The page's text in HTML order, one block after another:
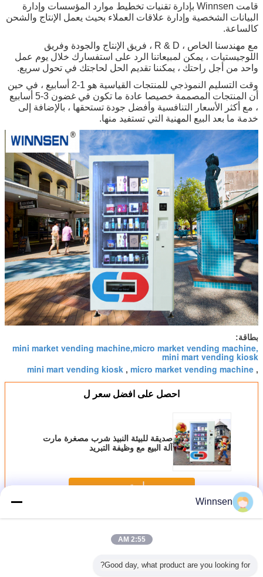
قامت Winnsen بإدارة تقنيات تخطيط موارد المؤسسات وإدارة
البيانات الشخصية وإدارة علاقات العملاء بحيث يعمل الإنتاج والشحن
كالساعة.
مع مهندسنا الخاص ، R & D ، فريق الإنتاج والجودة وفريق
اللوجيستيات ، يمكن لمبيعاتنا الرد على استفسارك خلال يوم عمل
واحد من أجل راحتك ، يمكننا تقديم الحل لحاجتك في تحول سريع.
وقت التسليم النموذجي للمنتجات القياسية هو 1-2 أسابيع ، في حين
أن المنتجات المصممة خصيصا عادة ما تكون في غضون 3-5 أسابيع
، مع أكثر الأسعار التنافسية وأفضل جودة تستحقها ، بالإضافة إلى
خدمة ما بعد البيع المهنية التي تستفيد منها.
بطاقة:
mini market vending machine,micro market vending machine,
mini mart vending kiosk
,
micro market vending machine
,
mini mart vending kiosk
احصل على افضل سعر ل
صديقة للبيئة النبيذ شرب مصغرة مارت
آلة البيع مع وظيفة التبريد
استمر
أكثرآلة البيع البسيطة مارت
Winnsen
2:55 AM
Good day, what product are you looking for?